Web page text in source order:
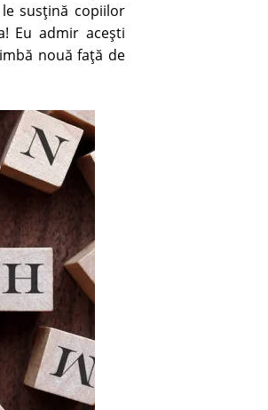
susţină copiilor
Eu admir aceşti
nouă faţă de